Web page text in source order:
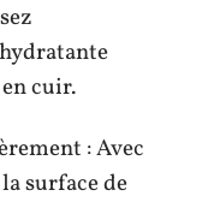
cuir.
: Avec
surface de